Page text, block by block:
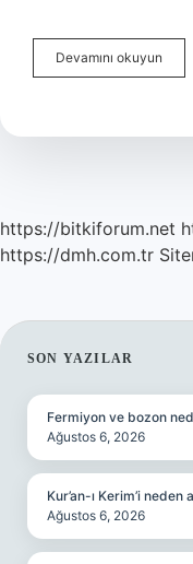
Devamını okuyun
Insana
https://bitkiforum.net
https://dmh.com.tr
SIDEBAR
SON YAZILAR
Fermiyon ve bozon
Ağustos 6, 2026
Kur’an-ı Kerim’i neden
Ağustos 6, 2026